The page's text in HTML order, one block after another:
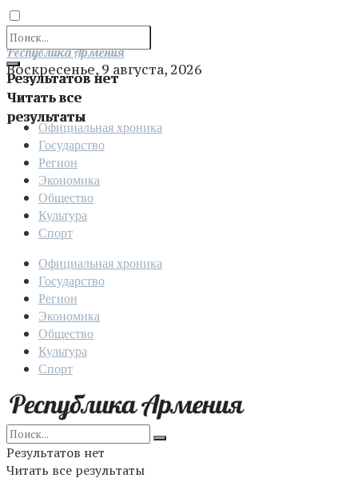
Результатов нет
Читать все
результаты
Отправить
Республика Армения
Воскресенье, 9 августа, 2026
Официальная хроника
Государство
Регион
Экономика
Общество
Культура
Спорт
Официальная хроника
Государство
Регион
Экономика
Общество
Культура
Спорт
Результатов нет
Читать все результаты